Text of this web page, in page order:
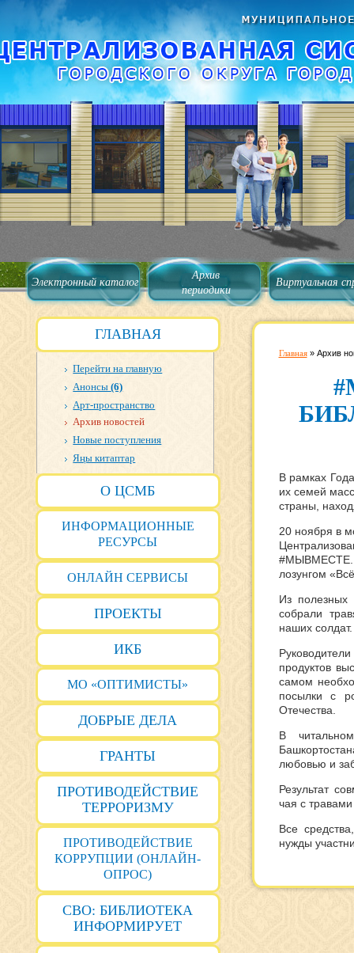
Электронный каталог
Архив
периодики
Виртуальная
ГЛАВНАЯ
Перейти на главную
Анонсы(6)
Арт-пространство
Архив новостей
Новые поступления
Яңы китаптар
О ЦСМБ
ИНФОРМАЦИОННЫЕ
РЕСУРСЫ
ОНЛАЙН СЕРВИСЫ
ПРОЕКТЫ
ИКБ
МО «ОПТИМИСТЫ»
ДОБРЫЕ ДЕЛА
ГРАНТЫ
ПРОТИВОДЕЙСТВИЕ
ТЕРРОРИЗМУ
ПРОТИВОДЕЙСТВИЕ
КОРРУПЦИИ (ОНЛАЙН-
ОПРОС)
СВО: БИБЛИОТЕКА
ИНФОРМИРУЕТ
Главная» Архив
В рамках
их семей
страны,
20 ноября в
#МЫВМЕСТЕ.
лозунгом
Из полезных
собрали
наших
продуктов
самом
посылки с
Отечества.
В
любовью и
Результат
чая с
Все
нужды